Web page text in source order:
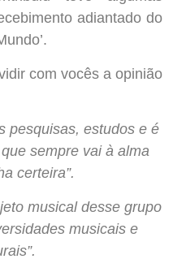
adiantado do
com vocês a opinião
pesquisas, estudos e é
sempre vai à alma
certeira”.
musical desse grupo
musicais e